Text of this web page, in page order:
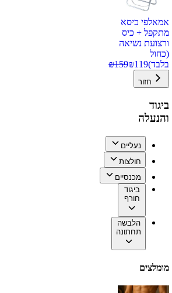
אמאלפי כיסא
מתקפל + כיס
ורצועת נשיאה
(כחול
בלבד)
₪119
₪159
חזור
ביגוד
והנעלה
נעליים
חולצות
מכנסיים
ביגוד
חורף
הלבשה
תחתונה
מומלצים